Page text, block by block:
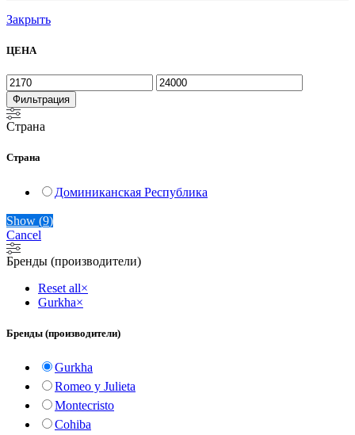
Закрыть
ЦЕНА
Фильтрация
Страна
Страна
Доминиканская Республика
Show (9)
Cancel
Бренды (производители)
Reset all×
Gurkha×
Бренды (производители)
Gurkha
Romeo y Julieta
Montecristo
Cohiba